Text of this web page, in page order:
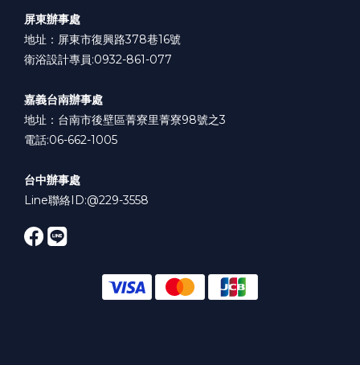
屏東辦事處
地址：屏東市復興路378巷16號
衛浴設計專員:0932-861-077
嘉義台南辦事處
地址：台南市後壁區菁寮里菁寮98號之3
電話:06-662-1005
台中辦事處
Line聯絡ID:@229-3558